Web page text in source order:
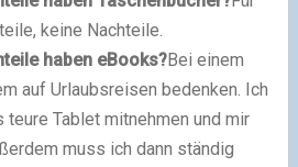
keine Nachteile.
haben eBooks?Bei einem
auf Urlaubsreisen bedenken. Ich
Tablet mitnehmen und mir
muss ich dann ständig